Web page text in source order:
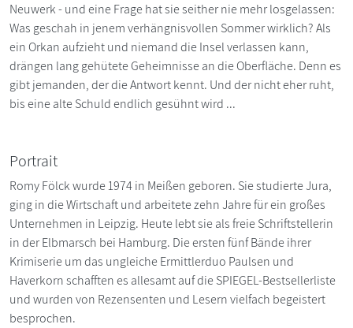
Neuwerk - und eine Frage hat sie seither nie mehr losgelassen:
Was geschah in jenem verhängnisvollen Sommer wirklich? Als
ein Orkan aufzieht und niemand die Insel verlassen kann,
drängen lang gehütete Geheimnisse an die Oberfläche. Denn es
gibt jemanden, der die Antwort kennt. Und der nicht eher ruht,
bis eine alte Schuld endlich gesühnt wird ...
Portrait
Romy Fölck wurde 1974 in Meißen geboren. Sie studierte Jura,
ging in die Wirtschaft und arbeitete zehn Jahre für ein großes
Unternehmen in Leipzig. Heute lebt sie als freie Schriftstellerin
in der Elbmarsch bei Hamburg. Die ersten fünf Bände ihrer
Krimiserie um das ungleiche Ermittlerduo Paulsen und
Haverkorn schafften es allesamt auf die SPIEGEL-Bestsellerliste
und wurden von Rezensenten und Lesern vielfach begeistert
besprochen.